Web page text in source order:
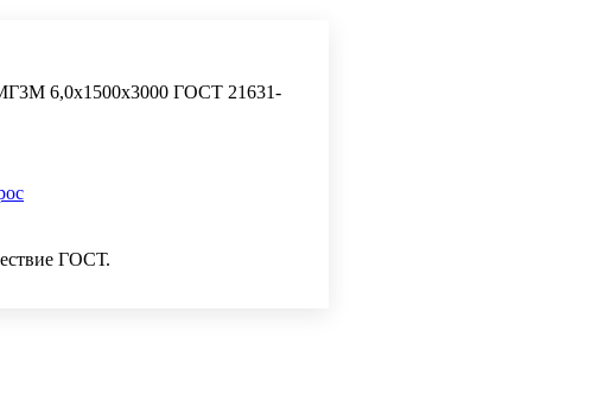
6,0х1500х3000 ГОСТ 21631-
ГОСТ.